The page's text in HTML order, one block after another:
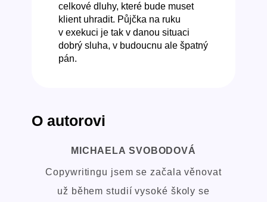
celkové dluhy, které bude muset
klient uhradit. Půjčka na ruku
v exekuci je tak v danou situaci
dobrý sluha, v budoucnu ale špatný
pán.
O autorovi
MICHAELA SVOBODOVÁ
Copywritingu jsem se začala věnovat
už během studií vysoké školy se